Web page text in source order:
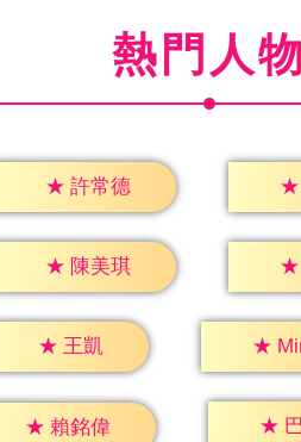
熱門人物
★ 許常德 ★
★ 陳美琪 ★
★ 王凱 ★
★ 賴銘偉 ★